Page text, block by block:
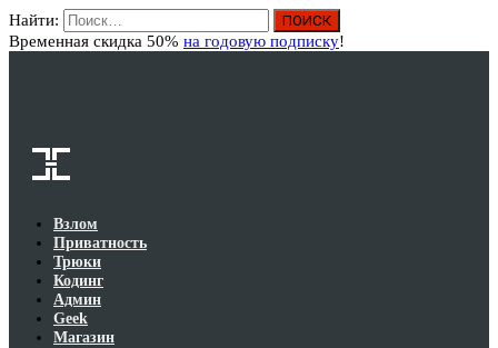
Найти:
Временная скидка 50% на годовую подписку!
Взлом
Приватность
Трюки
Кодинг
Админ
Geek
Магазин